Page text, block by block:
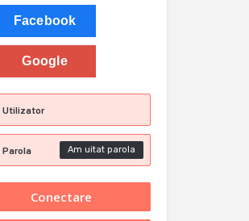
Facebook
Google
Am uitat parola